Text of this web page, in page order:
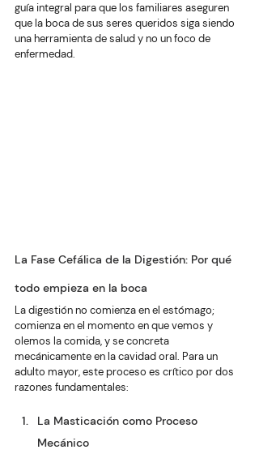
guía integral para que los familiares aseguren
que la boca de sus seres queridos siga siendo
una herramienta de salud y no un foco de
enfermedad.
La Fase Cefálica de la Digestión: Por qué
todo empieza en la boca
La digestión no comienza en el estómago;
comienza en el momento en que vemos y
olemos la comida, y se concreta
mecánicamente en la cavidad oral. Para un
adulto mayor, este proceso es crítico por dos
razones fundamentales:
La Masticación como Proceso
Mecánico